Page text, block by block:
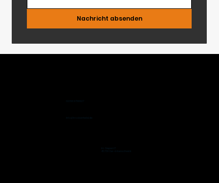
Nachricht absenden
info@trockenheld.de
Im Siepen 17